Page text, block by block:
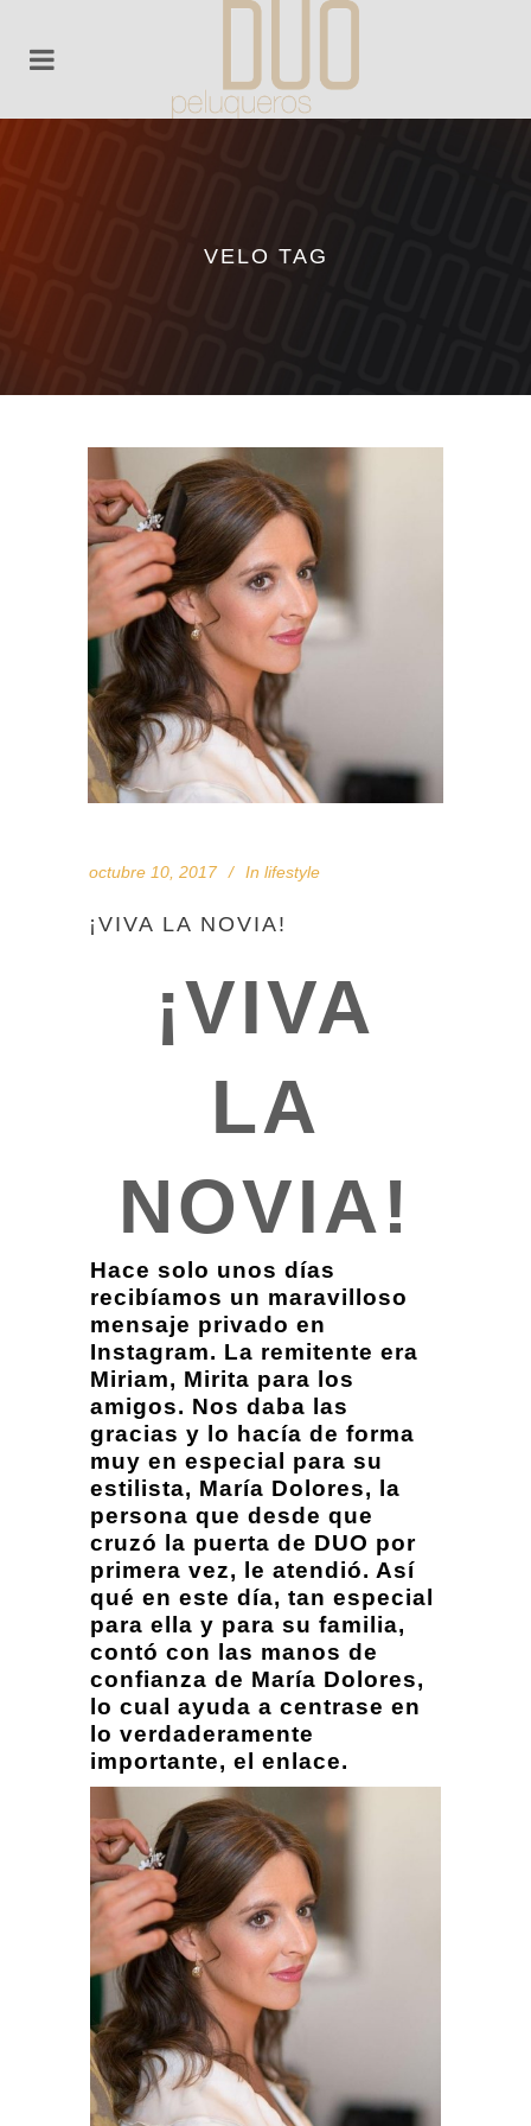
VELO TAG
octubre 10, 2017 In lifestyle
¡VIVA LA NOVIA!
¡VIVA
LA
NOVIA!
Hace solo unos días
recibíamos un maravilloso
mensaje privado en
Instagram. La remitente era
Miriam, Mirita para los
amigos. Nos daba las
gracias y lo hacía de forma
muy en especial para su
estilista, María Dolores, la
persona que desde que
cruzó la puerta de DUO por
primera vez, le atendió. Así
qué en este día, tan especial
para ella y para su familia,
contó con las manos de
confianza de María Dolores,
lo cual ayuda a centrase en
lo verdaderamente
importante, el enlace.